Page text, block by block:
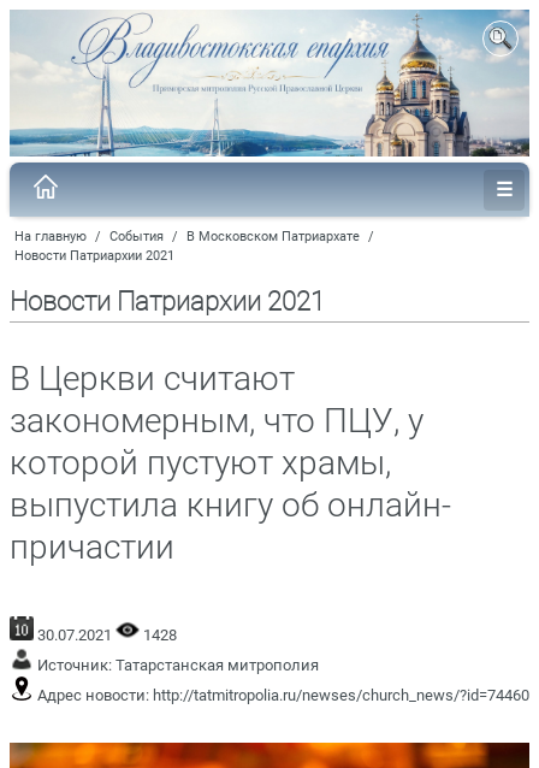
На главную / События / В Московском Патриархате /
Новости Патриархии 2021
Новости Патриархии 2021
В Церкви считают
закономерным, что ПЦУ, у
которой пустуют храмы,
выпустила книгу об онлайн-
причастии
30.07.2021
1428
Источник: Татарстанская митрополия
Адрес новости: http://tatmitropolia.ru/newses/church_news/?id=74460